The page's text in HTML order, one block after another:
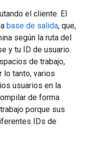
el cliente. El
base de salida, que,
según la ruta del
y tu ID de usuario.
de trabajo,
lo tanto, varios
usuarios en la
de forma
porque sus
IDs de